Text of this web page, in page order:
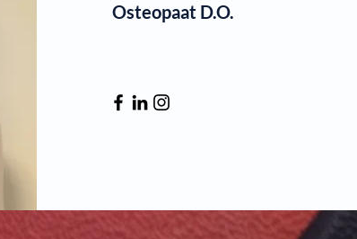
Osteopaat D.O.